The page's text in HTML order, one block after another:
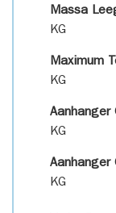
Massa
KG
Maximum
KG
Aanhanger
KG
Aanhanger
KG